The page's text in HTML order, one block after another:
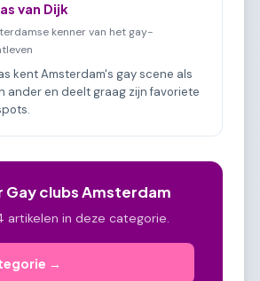
van Dijk
kenner van het gay-
kent Amsterdam's gay scene als
ander en deelt graag zijn favoriete
Gay clubs Amsterdam
artikelen in deze categorie.
→